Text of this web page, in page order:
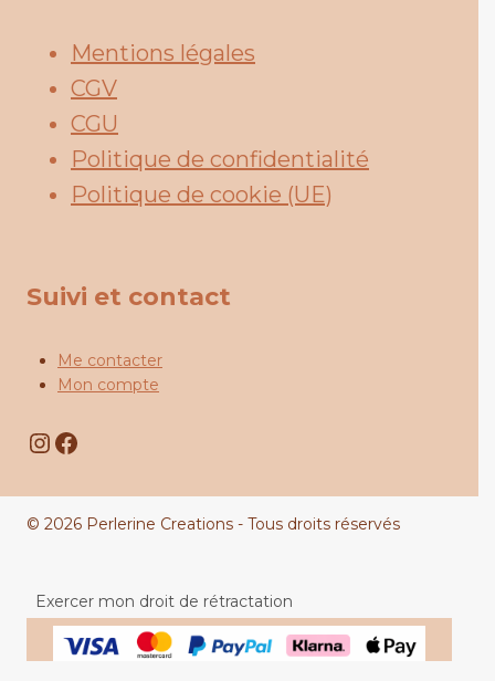
Mentions légales
CGV
CGU
Politique de confidentialité
Politique de cookie (UE)
Suivi et contact
Me contacter
Mon compte
Instagram
Facebook
© 2026 Perlerine Creations - Tous droits réservés
Exercer mon droit de rétractation